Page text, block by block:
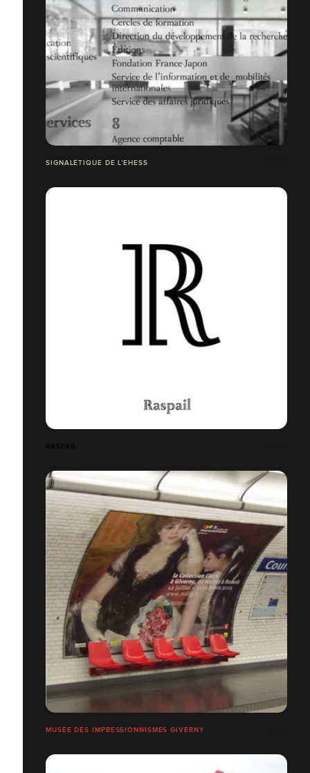
SIGNALÉTIQUE DE L’EHESS
RASPAIL
MUSÉE DES IMPRESSIONNISMES GIVERNY